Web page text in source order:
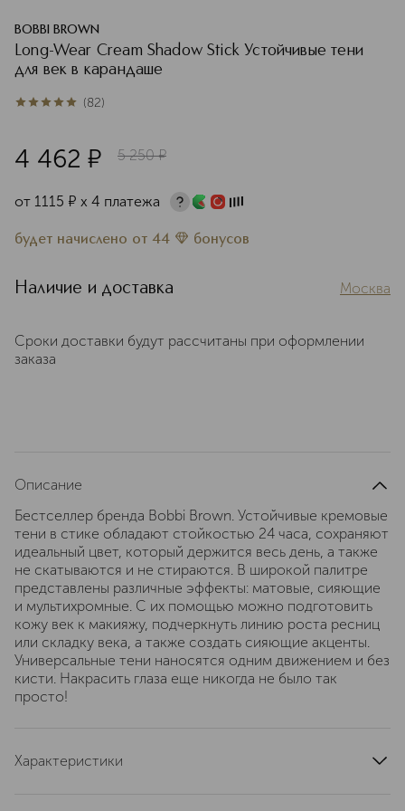
BOBBI BROWN
Long-Wear Cream Shadow Stick Устойчивые тени
для век в карандаше
5из 582 (82)
4 462 ¤ 5 250 ¤
от 1115 ¤ х 4 платежа
будет начислено от 44 бонусов
Наличие и доставка Москва
Сроки доставки будут рассчитаны при оформлении
заказа
Описание
Бестселлер бренда Bobbi Brown. Устойчивые кремовые
тени в стике обладают стойкостью 24 часа, сохраняют
идеальный цвет, который держится весь день, а также
не скатываются и не стираются. В широкой палитре
представлены различные эффекты: матовые, сияющие
и мультихромные. С их помощью можно подготовить
кожу век к макияжу, подчеркнуть линию роста ресниц
или складку века, а также создать сияющие акценты.
Универсальные тени наносятся одним движением и без
кисти. Накрасить глаза еще никогда не было так
просто!
Характеристики